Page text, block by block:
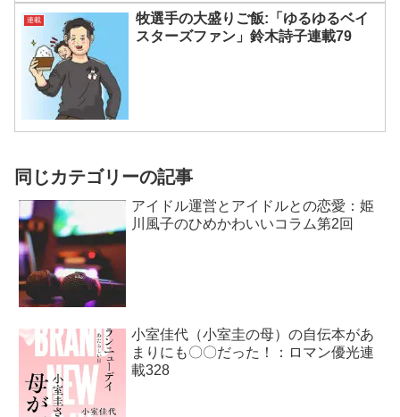
連載
牧選手の大盛りご飯:「ゆるゆるベイ
スターズファン」鈴木詩子連載79
同じカテゴリーの記事
アイドル運営とアイドルとの恋愛：姫
川風子のひめかわいいコラム第2回
小室佳代（小室圭の母）の自伝本があ
まりにも〇〇だった！：ロマン優光連
載328